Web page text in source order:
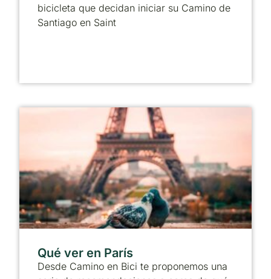
bicicleta que decidan iniciar su Camino de
Santiago en Saint
Qué ver en París
Desde Camino en Bici te proponemos una